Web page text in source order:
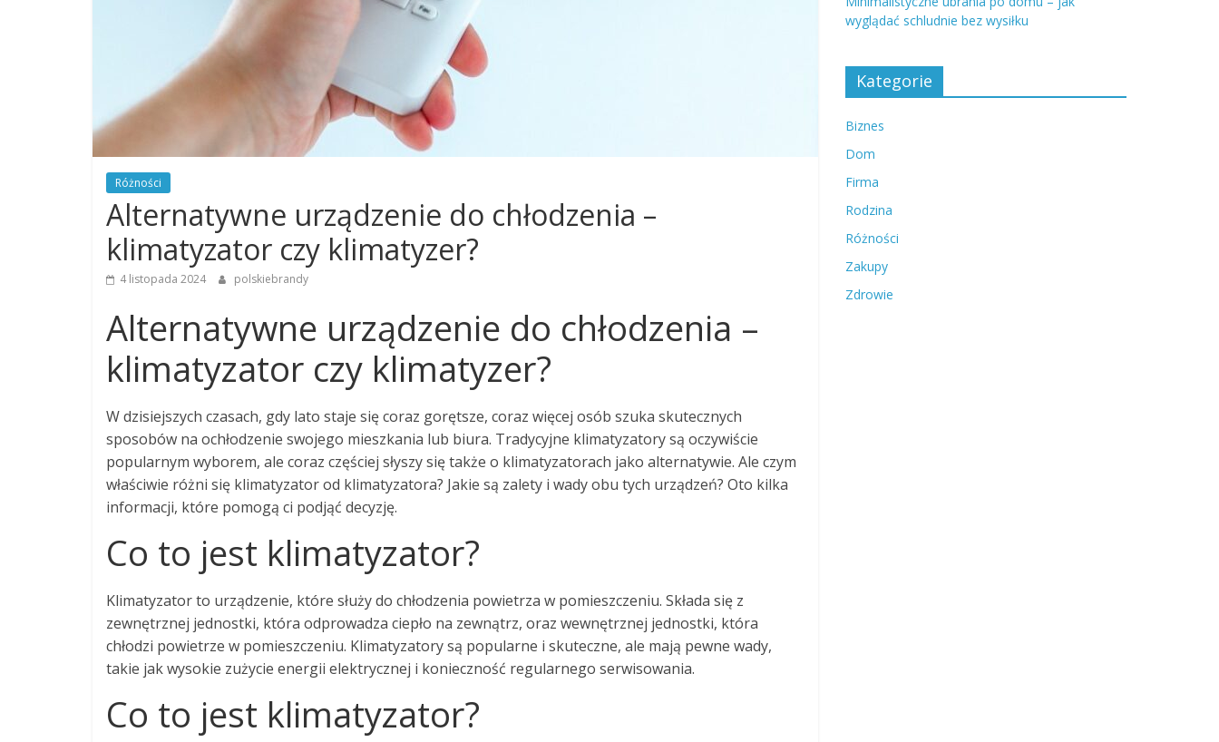
Różności
Alternatywne urządzenie do chłodzenia –
klimatyzator czy klimatyzer?
4 listopada 2024 polskiebrandy
Alternatywne urządzenie do chłodzenia –
klimatyzator czy klimatyzer?
W dzisiejszych czasach, gdy lato staje się coraz gorętsze, coraz więcej osób szuka skutecznych
sposobów na ochłodzenie swojego mieszkania lub biura. Tradycyjne klimatyzatory są oczywiście
popularnym wyborem, ale coraz częściej słyszy się także o klimatyzatorach jako alternatywie. Ale czym
właściwie różni się klimatyzator od klimatyzatora? Jakie są zalety i wady obu tych urządzeń? Oto kilka
informacji, które pomogą ci podjąć decyzję.
Co to jest klimatyzator?
Klimatyzator to urządzenie, które służy do chłodzenia powietrza w pomieszczeniu. Składa się z
zewnętrznej jednostki, która odprowadza ciepło na zewnątrz, oraz wewnętrznej jednostki, która
chłodzi powietrze w pomieszczeniu. Klimatyzatory są popularne i skuteczne, ale mają pewne wady,
takie jak wysokie zużycie energii elektrycznej i konieczność regularnego serwisowania.
Co to jest klimatyzator?
wyglądać schludnie bez wysiłku
Kategorie
Biznes
Dom
Firma
Rodzina
Różności
Zakupy
Zdrowie